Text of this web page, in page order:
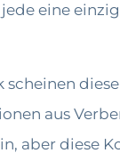
eine
aus
aber diese